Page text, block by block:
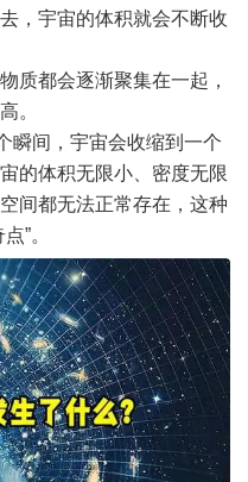
，宇宙的体积就会不断收
质都会逐渐聚集在一起，
。
瞬间，宇宙会收缩到一个
的体积无限小、密度无限
间都无法正常存在，这种
”。